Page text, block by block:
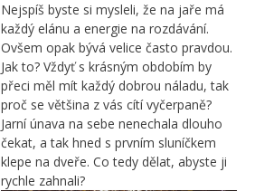
Nejspíš byste si mysleli, že na jaře má
každý elánu a energie na rozdávání.
Ovšem opak bývá velice často pravdou.
Jak to? Vždyť s krásným obdobím by
přeci měl mít každý dobrou náladu, tak
proč se většina z vás cítí vyčerpaně?
Jarní únava na sebe nenechala dlouho
čekat, a tak hned s prvním sluníčkem
klepe na dveře. Co tedy dělat, abyste ji
rychle zahnali?